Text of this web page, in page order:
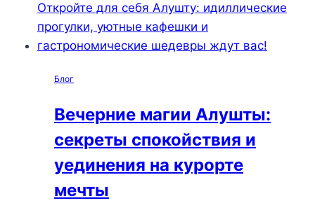
за
один
день:
незабываемых
впечатлений
и
Блог
Вечерние магии Алушты:
секреты спокойствия и
уединения на курорте
мечты